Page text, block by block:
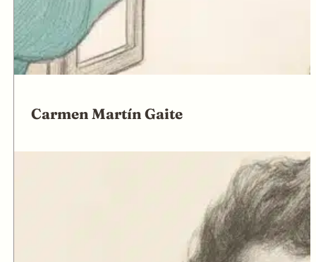
Carmen Martín Gaite